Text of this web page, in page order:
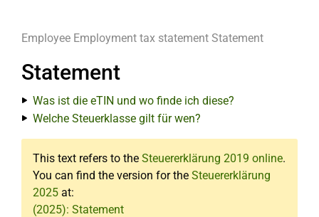
Employee Employment tax statement Statement
Statement
Was ist die eTIN und wo finde ich diese?
Welche Steuerklasse gilt für wen?
This text refers to the Steuererklärung 2019 online.
You can find the version for the Steuererklärung
2025 at:
(2025): Statement